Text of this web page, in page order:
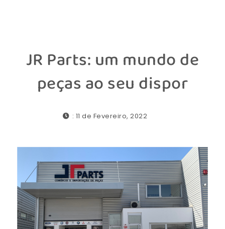
JR Parts: um mundo de
peças ao seu dispor
: 11 de Fevereiro, 2022